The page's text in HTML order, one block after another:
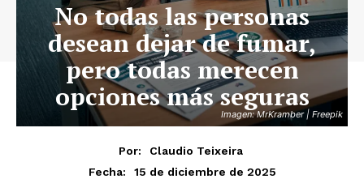
Imagen: MrKramber | Freepik
No todas las personas
desean dejar de fumar,
pero todas merecen
opciones más seguras
Por:
Claudio Teixeira
Fecha:
15 de diciembre de 2025